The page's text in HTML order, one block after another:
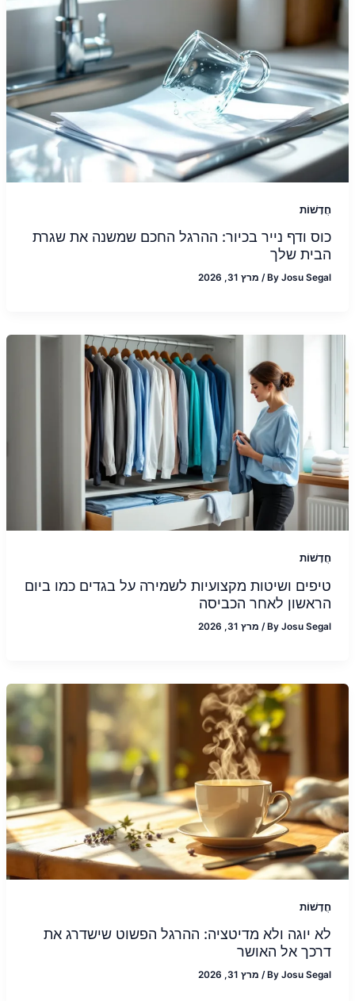
חֲדָשׁוֹת
כוס ודף נייר בכיור: ההרגל החכם שמשנה את שגרת
הבית שלך
ByJosu Segal
/ מרץ 31, 2026
חֲדָשׁוֹת
טיפים ושיטות מקצועיות לשמירה על בגדים כמו ביום
הראשון לאחר הכביסה
ByJosu Segal
/ מרץ 31, 2026
חֲדָשׁוֹת
לא יוגה ולא מדיטציה: ההרגל הפשוט שישדרג את
דרכך אל האושר
ByJosu Segal
/ מרץ 31, 2026